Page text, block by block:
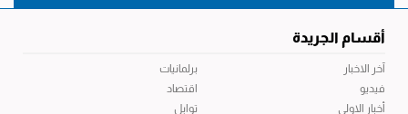
أقسام الجريدة
آخر الاخبار
فيديو
أخبار الاولى
برلمانيات
اقتصاد
توابل